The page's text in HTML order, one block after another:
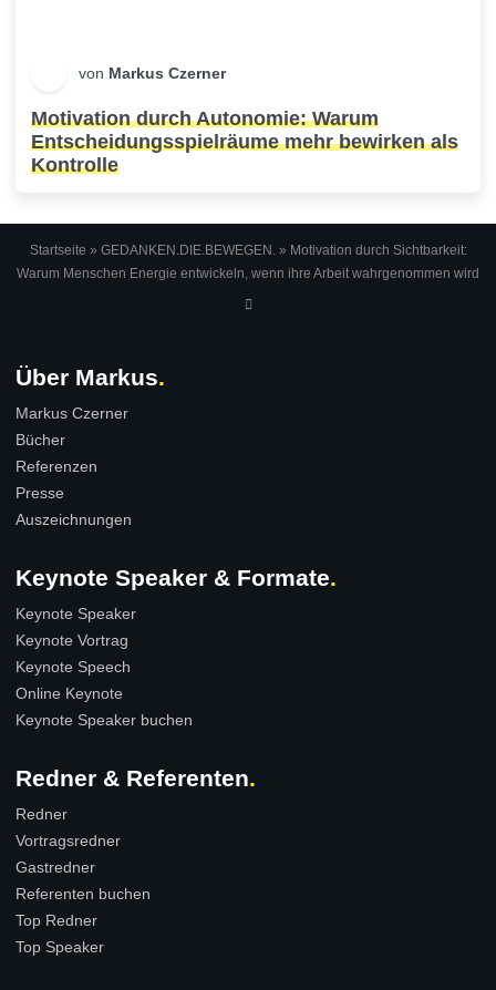
von Markus Czerner
Motivation durch Autonomie: Warum
Entscheidungsspielräume mehr bewirken als
Kontrolle
Startseite » GEDANKEN.DIE.BEWEGEN.» Motivation durch Sichtbarkeit:
Warum Menschen Energie entwickeln, wenn ihre Arbeit wahrgenommen wird
Über Markus
Markus Czerner
Bücher
Referenzen
Presse
Auszeichnungen
Keynote Speaker & Formate
Keynote Speaker
Keynote Vortrag
Keynote Speech
Online Keynote
Keynote Speaker buchen
Redner & Referenten
Redner
Vortragsredner
Gastredner
Referenten buchen
Top Redner
Top Speaker